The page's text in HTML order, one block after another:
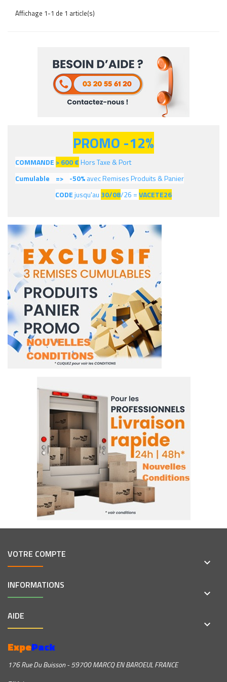
Affichage 1-1 de 1 article(s)
PROMO -12%
COMMANDE > 600€Hors Taxe & Port
Cumulable => -50%avec Remises Produits & Panier
CODEjusqu'au 30/08/26 =VACETE26
VOTRE COMPTE
keyboard_arrow_down
INFORMATIONS
keyboard_arrow_down
AIDE
keyboard_arrow_down
ExpePack
176 Rue Du Buisson - 59700 MARCQ EN BAROEUL FRANCE